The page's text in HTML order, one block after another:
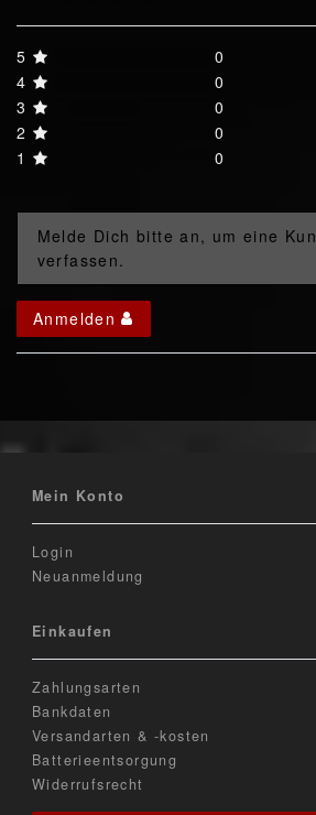
5
0
4
0
3
0
2
0
1
0
Melde Dich bitte an, um eine
verfassen.
Anmelden
Mein Konto
Login
Neuanmeldung
Einkaufen
Zahlungsarten
Bankdaten
Versandarten & -kosten
Batterieentsorgung
Widerrufsrecht